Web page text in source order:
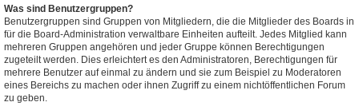
Was sind Benutzergruppen?
Benutzergruppen sind Gruppen von Mitgliedern, die die Mitglieder des Boards in
für die Board-Administration verwaltbare Einheiten aufteilt. Jedes Mitglied kann
mehreren Gruppen angehören und jeder Gruppe können Berechtigungen
zugeteilt werden. Dies erleichtert es den Administratoren, Berechtigungen für
mehrere Benutzer auf einmal zu ändern und sie zum Beispiel zu Moderatoren
eines Bereichs zu machen oder ihnen Zugriff zu einem nichtöffentlichen Forum
zu geben.